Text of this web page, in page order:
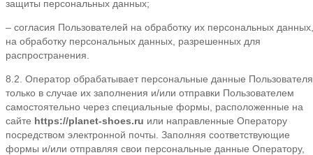
защиты персональных данных;
– согласия Пользователей на обработку их персональных данных,
на обработку персональных данных, разрешенных для
распространения.
8.2. Оператор обрабатывает персональные данные Пользователя
только в случае их заполнения и/или отправки Пользователем
самостоятельно через специальные формы, расположенные на
сайте https://planet-shoes.ru или направленные Оператору
посредством электронной почты. Заполняя соответствующие
формы и/или отправляя свои персональные данные Оператору,